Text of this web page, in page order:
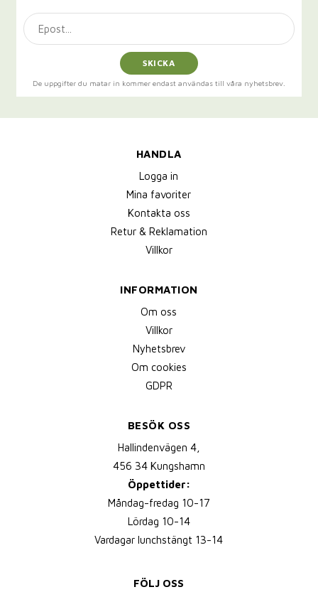
SKICKA
De uppgifter du matar in kommer endast användas till våra nyhetsbrev.
HANDLA
Logga in
Mina favoriter
Kontakta oss
Retur & Reklamation
Villkor
INFORMATION
Om oss
Villkor
Nyhetsbrev
Om cookies
GDPR
BESÖK OSS
Hallindenvägen 4,
456 34 Kungshamn
Öppettider:
Måndag-fredag 10-17
Lördag 10-14
Vardagar lunchstängt 13-14
FÖLJ OSS